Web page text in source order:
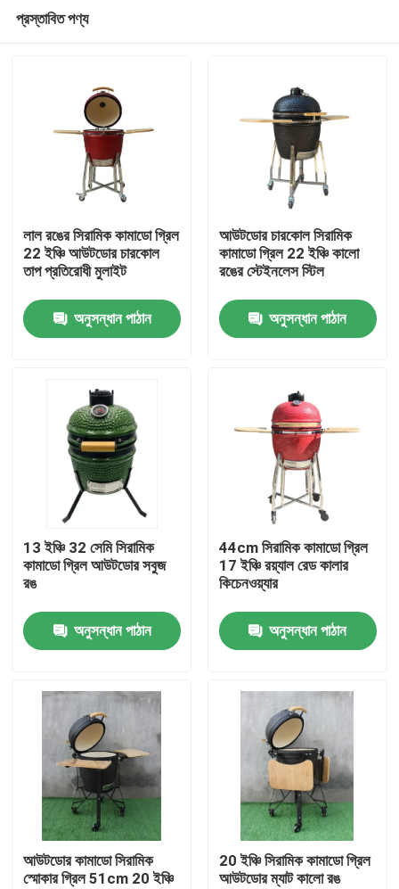
আমাদের সম্পর্কে
কারখানা ভ্রমণ
আমাদের সাথে যোগাযোগ করুন
সিরামিক কামাডো গ্রিল
সিরামিক বারবিকিউ গ্রিল
সিরামিক চারকোল গ্রিল
প্রস্তাবিত পণ্য
লাল রঙের সিরামিক কামাডো গ্রিল
22 ইঞ্চি আউটডোর চারকোল
তাপ প্রতিরোধী মুলাইট
অনুসন্ধান পাঠান
আউটডোর চারকোল সিরামিক
কামাডো গ্রিল 22 ইঞ্চি কালো
রঙের স্টেইনলেস স্টিল
অনুসন্ধান পাঠান
13 ইঞ্চি 32 সেমি সিরামিক
কামাডো গ্রিল আউটডোর সবুজ
রঙ
অনুসন্ধান পাঠান
44cm সিরামিক কামাডো গ্রিল
17 ইঞ্চি রয়্যাল রেড কালার
কিচেনওয়্যার
অনুসন্ধান পাঠান
আউটডোর কামাডো সিরামিক
স্মোকার গ্রিল 51cm 20 ইঞ্চি
20 ইঞ্চি সিরামিক কামাডো গ্রিল
আউটডোর ম্যাট কালো রঙ